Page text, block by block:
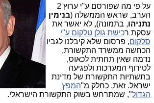
על פי מה שפורסם
ע"י ערוץ 2
הערב, שראש הממשלה (בנימין
נתניהו, בתמונה), לא יאשר את
עסקת רכישת גולן טלקום ע"י
סלקום, פרסום שלא קיבלנו לגביו
הכחשה ממשרד התקשורת,
נדמה שאין תחתית לכאוס,
לטירוף המערכות ולפגיעה
בתשתיות התקשורת של מדינת
ישראל. זאת, כחלק מ"המפץ
הגדול", שמתרחש בשוק התקשורת הישראלי.